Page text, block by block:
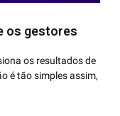
os gestores
os resultados de
é tão simples assim,